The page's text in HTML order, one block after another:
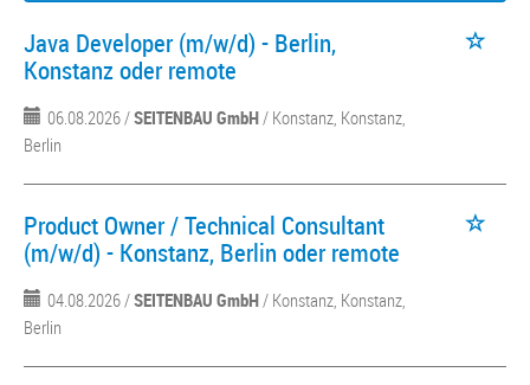
Java Developer (m/w/d) - Berlin,
Konstanz oder remote
06.08.2026 /SEITENBAU GmbH/ Konstanz, Konstanz,
Berlin
Product Owner / Technical Consultant
(m/w/d) - Konstanz, Berlin oder remote
04.08.2026 /SEITENBAU GmbH/ Konstanz, Konstanz,
Berlin